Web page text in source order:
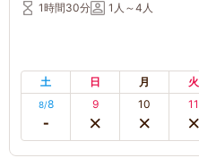
1時間30分
1人～4人
土 日 月 火
8/8 9 10 11